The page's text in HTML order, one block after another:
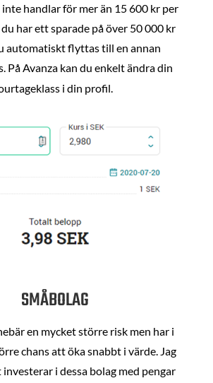
inte handlar för mer än 15 600 kr per
har ett sparade på över 50 000 kr
automatiskt flyttas till en annan
På Avanza kan du enkelt ändra din
i din profil.
SMÅBOLAG
en mycket större risk men har i
chans att öka snabbt i värde. Jag
i dessa bolag med pengar